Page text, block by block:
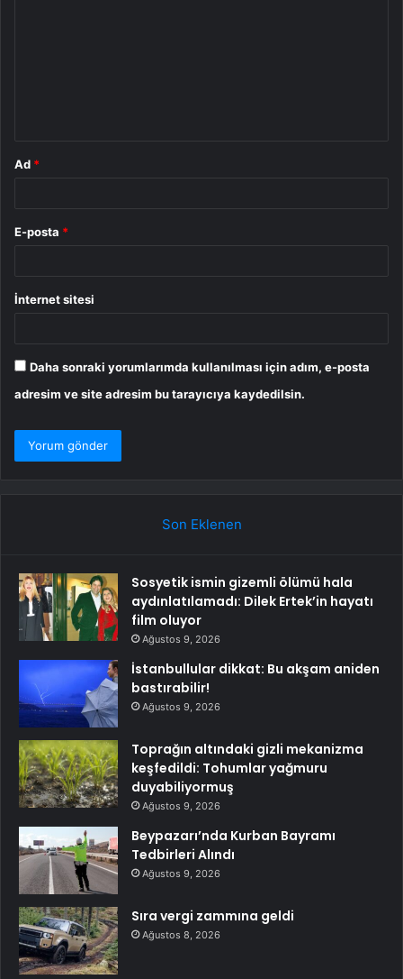
Ad *
E-posta *
İnternet sitesi
Daha sonraki yorumlarımda kullanılması için adım, e-posta
adresim ve site adresim bu tarayıcıya kaydedilsin.
Son Eklenen
Sosyetik ismin gizemli ölümü hala
aydınlatılamadı: Dilek Ertek’in hayatı
film oluyor
Ağustos 9, 2026
İstanbullular dikkat: Bu akşam aniden
bastırabilir!
Ağustos 9, 2026
Toprağın altındaki gizli mekanizma
keşfedildi: Tohumlar yağmuru
duyabiliyormuş
Ağustos 9, 2026
Beypazarı’nda Kurban Bayramı
Tedbirleri Alındı
Ağustos 9, 2026
Sıra vergi zammına geldi
Ağustos 8, 2026